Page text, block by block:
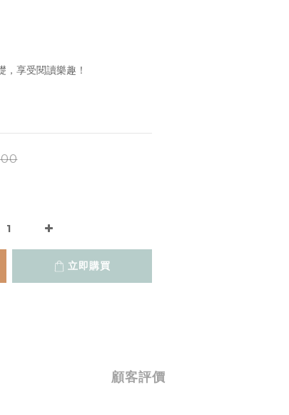
享受閱讀樂趣！
立即購買
顧客評價